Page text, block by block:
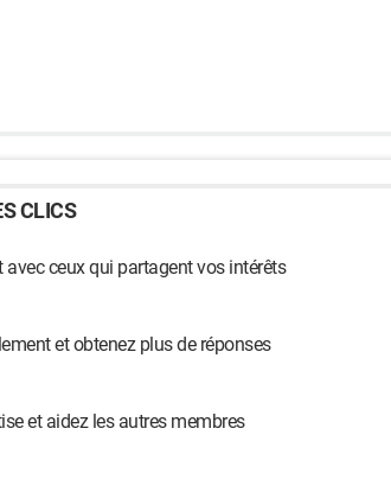
CLICS
ceux qui partagent vos intérêts
et obtenez plus de réponses
et aidez les autres membres